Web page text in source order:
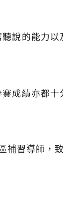
說的能力
成績亦都
補習導師，